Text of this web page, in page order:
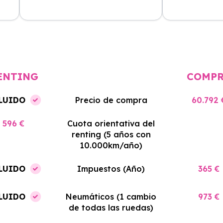
Precio de compra 60.792
596 €
Cuota orientativa del
renting (5 años con
10.000km/año)
Impuestos (Año) 365 €
Neumáticos (1 cambio
de todas las ruedas)
973 €